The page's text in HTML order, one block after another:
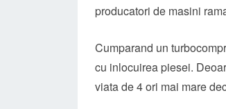
producatori de masini
Cumparand un
cu inlocuirea piesei.
viata de 4 ori mai mare